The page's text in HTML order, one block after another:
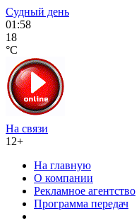
Судный день
01:58
18
°C
На связи
12+
На главную
О компании
Рекламное агентство
Программа передач